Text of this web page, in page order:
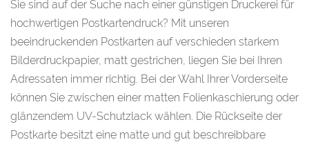
Sie sind auf der Suche nach einer günstigen Druckerei für
hochwertigen Postkartendruck? Mit unseren
beeindruckenden Postkarten auf verschieden starkem
Bilderdruckpapier, matt gestrichen, liegen Sie bei Ihren
Adressaten immer richtig. Bei der Wahl Ihrer Vorderseite
können Sie zwischen einer matten Folienkaschierung oder
glänzendem UV-Schutzlack wählen. Die Rückseite der
Postkarte besitzt eine matte und gut beschreibbare